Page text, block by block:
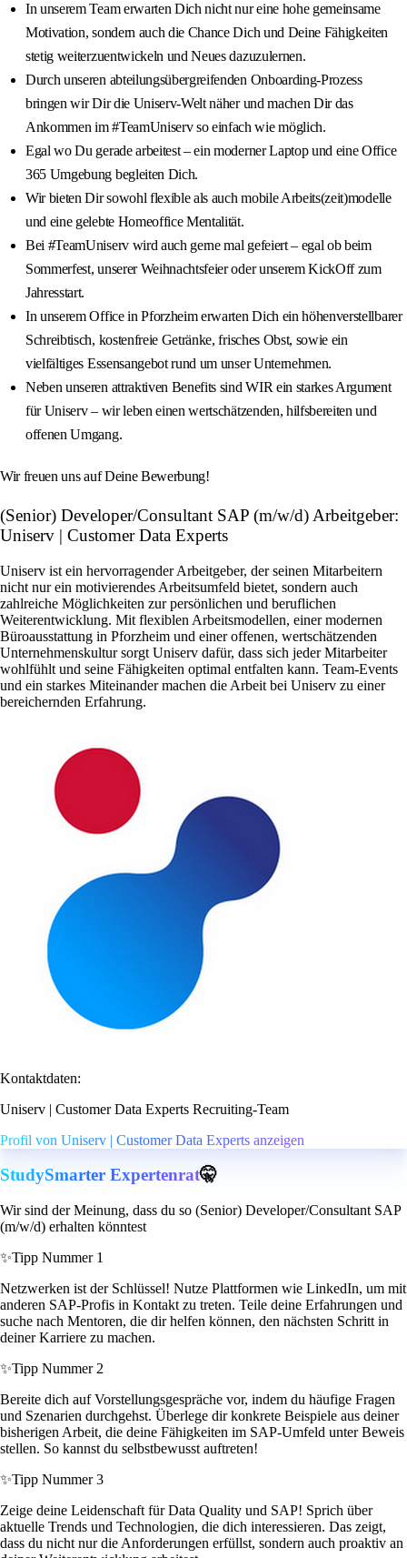
In unserem Team erwarten Dich nicht nur eine hohe gemeinsame
Motivation, sondern auch die Chance Dich und Deine Fähigkeiten
stetig weiterzuentwickeln und Neues dazuzulernen.
Durch unseren abteilungsübergreifenden Onboarding-Prozess
bringen wir Dir die Uniserv-Welt näher und machen Dir das
Ankommen im #TeamUniserv so einfach wie möglich.
Egal wo Du gerade arbeitest – ein moderner Laptop und eine Office
365 Umgebung begleiten Dich.
Wir bieten Dir sowohl flexible als auch mobile Arbeits(zeit)modelle
und eine gelebte Homeoffice Mentalität.
Bei #TeamUniserv wird auch gerne mal gefeiert – egal ob beim
Sommerfest, unserer Weihnachtsfeier oder unserem KickOff zum
Jahresstart.
In unserem Office in Pforzheim erwarten Dich ein höhenverstellbarer
Schreibtisch, kostenfreie Getränke, frisches Obst, sowie ein
vielfältiges Essensangebot rund um unser Unternehmen.
Neben unseren attraktiven Benefits sind WIR ein starkes Argument
für Uniserv – wir leben einen wertschätzenden, hilfsbereiten und
offenen Umgang.
Wir freuen uns auf Deine Bewerbung!
(Senior) Developer/Consultant SAP (m/w/d) Arbeitgeber:
Uniserv | Customer Data Experts
Uniserv ist ein hervorragender Arbeitgeber, der seinen Mitarbeitern
nicht nur ein motivierendes Arbeitsumfeld bietet, sondern auch
zahlreiche Möglichkeiten zur persönlichen und beruflichen
Weiterentwicklung. Mit flexiblen Arbeitsmodellen, einer modernen
Büroausstattung in Pforzheim und einer offenen, wertschätzenden
Unternehmenskultur sorgt Uniserv dafür, dass sich jeder Mitarbeiter
wohlfühlt und seine Fähigkeiten optimal entfalten kann. Team-Events
und ein starkes Miteinander machen die Arbeit bei Uniserv zu einer
bereichernden Erfahrung.
Kontaktdaten:
Uniserv | Customer Data Experts Recruiting-Team
Profil von Uniserv | Customer Data Experts anzeigen
StudySmarter Expertenrat🤫
Wir sind der Meinung, dass du so (Senior) Developer/Consultant SAP
(m/w/d) erhalten könntest
✨Tipp Nummer 1
Netzwerken ist der Schlüssel! Nutze Plattformen wie LinkedIn, um mit
anderen SAP-Profis in Kontakt zu treten. Teile deine Erfahrungen und
suche nach Mentoren, die dir helfen können, den nächsten Schritt in
deiner Karriere zu machen.
✨Tipp Nummer 2
Bereite dich auf Vorstellungsgespräche vor, indem du häufige Fragen
und Szenarien durchgehst. Überlege dir konkrete Beispiele aus deiner
bisherigen Arbeit, die deine Fähigkeiten im SAP-Umfeld unter Beweis
stellen. So kannst du selbstbewusst auftreten!
✨Tipp Nummer 3
Zeige deine Leidenschaft für Data Quality und SAP! Sprich über
aktuelle Trends und Technologien, die dich interessieren. Das zeigt,
dass du nicht nur die Anforderungen erfüllst, sondern auch proaktiv an